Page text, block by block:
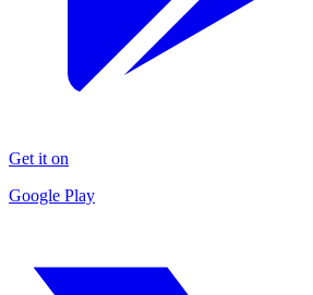
Get it on
Google Play